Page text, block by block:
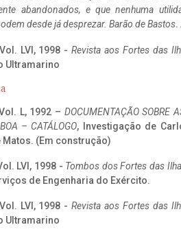
abandonados, e que nenhuma
desde já desprezar. Barão de Bastos.
LVI, 1998 -Revista aos Fortes das
Ultramarino
L, 1992 – DOCUMENTAÇÃO SOBRE
– CATÁLOGO, Investigação de
(Em construção)
LVI, 1998 - Tombos dos Fortes das
de Engenharia do Exército.
LVI, 1998 -Revista aos Fortes das
Ultramarino